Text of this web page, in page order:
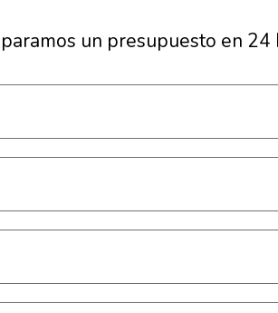
un presupuesto en 24